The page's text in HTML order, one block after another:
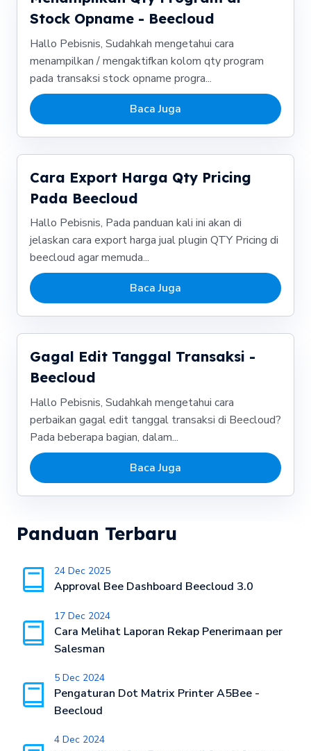
Stock Opname - Beecloud
Hallo Pebisnis, Sudahkah mengetahui cara
menampilkan / mengaktifkan kolom qty program
pada transaksi stock opname progra...
Baca Juga
Cara Export Harga Qty Pricing
Pada Beecloud
Hallo Pebisnis, Pada panduan kali ini akan di
jelaskan cara export harga jual plugin QTY Pricing di
beecloud agar memuda...
Baca Juga
Gagal Edit Tanggal Transaksi -
Beecloud
Hallo Pebisnis, Sudahkah mengetahui cara
perbaikan gagal edit tanggal transaksi di Beecloud?
Pada beberapa bagian, dalam...
Baca Juga
Panduan Terbaru
24 Dec 2025
Approval Bee Dashboard Beecloud 3.0
17 Dec 2024
Cara Melihat Laporan Rekap Penerimaan per
Salesman
5 Dec 2024
Pengaturan Dot Matrix Printer A5Bee -
Beecloud
4 Dec 2024